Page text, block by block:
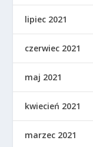
lipiec 2021
czerwiec 2021
maj 2021
kwiecień 2021
marzec 2021